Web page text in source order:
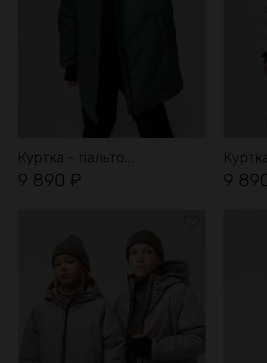
Куртка - пальто...
9 890 ₽ 9